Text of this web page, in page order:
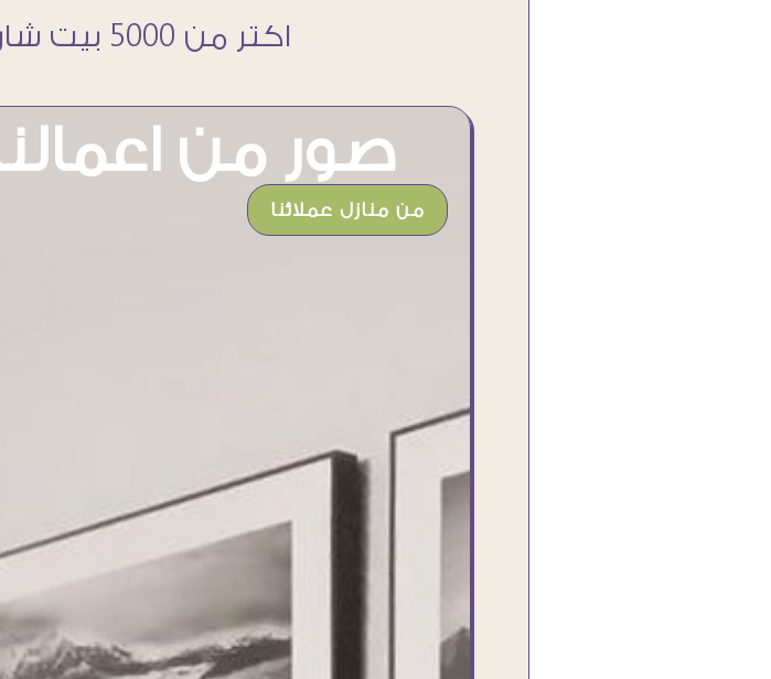
اكتر من 5000 بيت شاركنا فى اننا نخلى حوائطهم اجمل
صور من
من منازل عملائنا
وإرضاء العميل والخامات والتقفيل وسرعة
التوصيل. بصراحه وبمنتهي الأمانه مكسب
Doaa Elsayd
القاهرة -